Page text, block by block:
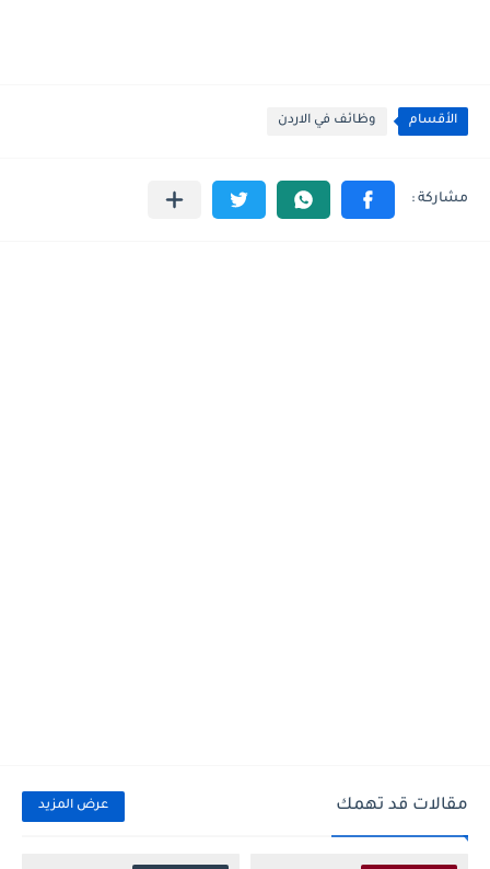
الأقسام وظائف في الاردن
مقالات قد تهمك عرض المزيد